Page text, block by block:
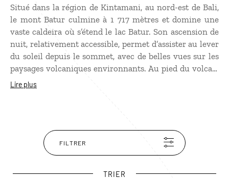
Situé dans la région de Kintamani, au nord-est de Bali,
le mont Batur culmine à 1 717 mètres et domine une
vaste caldeira où s’étend le lac Batur. Son ascension de
nuit, relativement accessible, permet d’assister au lever
du soleil depuis le sommet, avec de belles vues sur les
paysages volcaniques environnants. Au pied du volcan,
plusieurs sources d’eau chaude naturelles offrent une
dans un décor totalement différent.
Lire plus
FILTRER
TRIER